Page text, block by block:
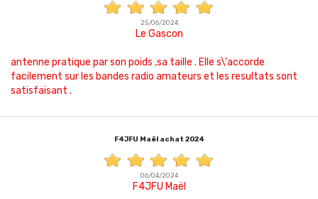
25/06/2024
Le Gascon
antenne pratique par son poids ,sa taille . Elle s\'accorde
facilement sur les bandes radio amateurs et les resultats sont
satisfaisant .
F4JFU Maël achat 2024
06/04/2024
F4JFU Maël